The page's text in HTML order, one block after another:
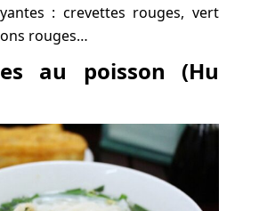
: crevettes rouges, vert
rouges…
au poisson (Hu